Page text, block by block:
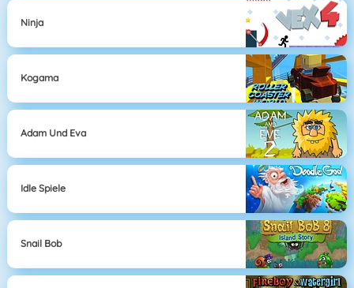
Ninja
Kogama
Adam Und Eva
Idle Spiele
Snail Bob